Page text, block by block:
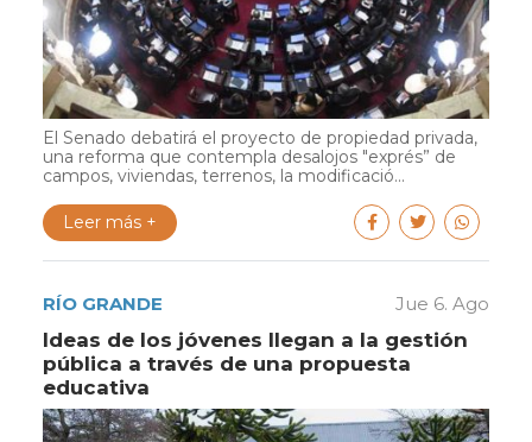
El Senado debatirá el proyecto de propiedad privada,
una reforma que contempla desalojos "exprés” de
campos, viviendas, terrenos, la modificació...
Leer más +
RÍO GRANDE Jue 6. Ago
Ideas de los jóvenes llegan a la gestión
pública a través de una propuesta
educativa